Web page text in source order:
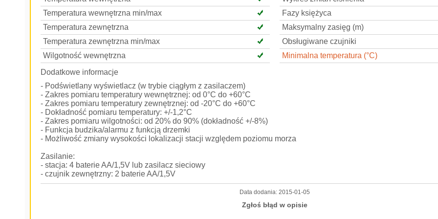
Temperatura wewnętrzna min/max
Temperatura zewnętrzna
Temperatura zewnętrzna min/max
Wilgotność wewnętrzna
Fazy księżyca
Maksymalny zasięg (m)
Obsługiwane czujniki
Minimalna temperatura (°C)
Dodatkowe informacje
- Podświetlany wyświetlacz (w trybie ciągłym z zasilaczem)
- Zakres pomiaru temperatury wewnętrznej: od 0°C do +60°C
- Zakres pomiaru temperatury zewnętrznej: od -20°C do +60°C
- Dokładność pomiaru temperatury: +/-1,2°C
- Zakres pomiaru wilgotności: od 20% do 90% (dokładność +/-8%)
- Funkcja budzika/alarmu z funkcją drzemki
- Możliwość zmiany wysokości lokalizacji stacji względem poziomu morza
Zasilanie:
- stacja: 4 baterie AA/1,5V lub zasilacz sieciowy
- czujnik zewnętrzny: 2 baterie AA/1,5V
Data dodania: 2015-01-05
Zgłoś błąd w opisie